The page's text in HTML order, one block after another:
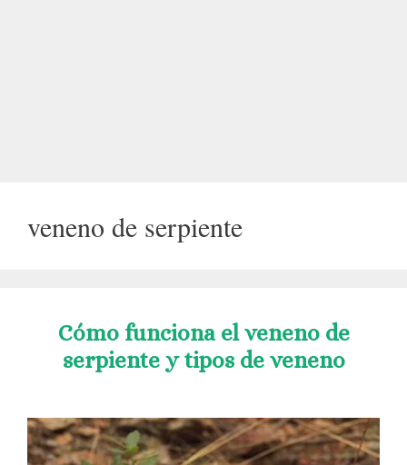
veneno de serpiente
Cómo funciona el veneno de
serpiente y tipos de veneno